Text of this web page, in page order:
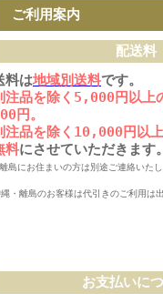
ご利用案内
配送料
料は地域別送料です。
注品を除く5,000円以上
円。
注品を除く10,000円以
料にさせていただきます
島にお住まいの方は別途ご連絡いた
・離島のお客様は代引きのご利用は
お支払いに